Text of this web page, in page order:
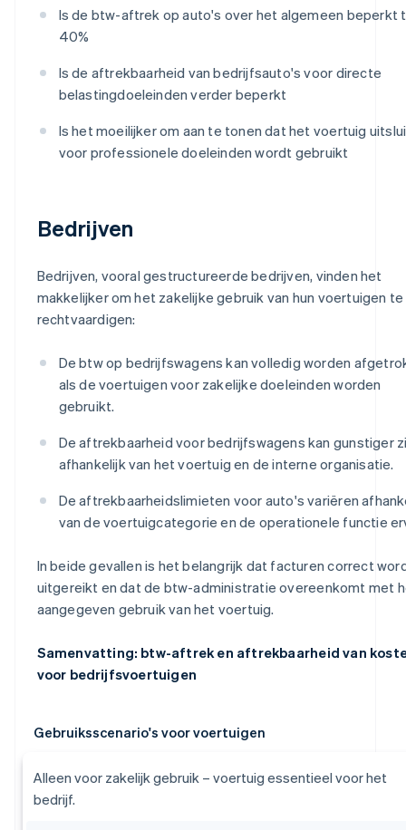
Is de btw-aftrek op auto's over het algemeen beperkt
40%
Is de aftrekbaarheid van bedrijfsauto's voor directe
belastingdoeleinden verder beperkt
Is het moeilijker om aan te tonen dat het voertuig
voor professionele doeleinden wordt gebruikt
Bedrijven
Bedrijven, vooral gestructureerde bedrijven, vinden het
makkelijker om het zakelijke gebruik van hun voertuigen te
rechtvaardigen:
De btw op bedrijfswagens kan volledig worden
als de voertuigen voor zakelijke doeleinden worden
gebruikt.
De aftrekbaarheid voor bedrijfswagens kan gunstiger
afhankelijk van het voertuig en de interne organisatie.
De aftrekbaarheidslimieten voor auto's variëren
van de voertuigcategorie en de operationele functie
In beide gevallen is het belangrijk dat facturen correct
uitgereikt en dat de btw-administratie overeenkomt met
aangegeven gebruik van het voertuig.
Samenvatting: btw-aftrek en aftrekbaarheid van
voor bedrijfsvoertuigen
Gebruiksscenario's voor voertuigen
Alleen voor zakelijk gebruik – voertuig essentieel voor het
bedrijf.